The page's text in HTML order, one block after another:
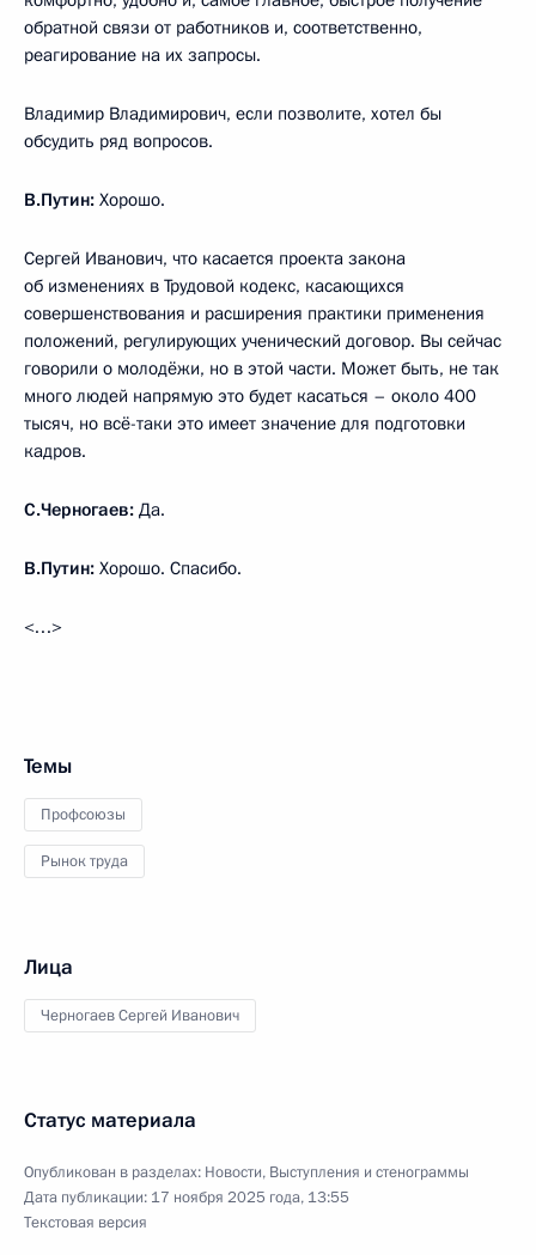
обратной связи от работников и, соответственно,
реагирование на их запросы.
Владимир Владимирович, если позволите, хотел бы
обсудить ряд вопросов.
В.Путин: Хорошо.
Сергей Иванович, что касается проекта закона
об изменениях в Трудовой кодекс, касающихся
совершенствования и расширения практики применения
положений, регулирующих ученический договор. Вы сейчас
говорили о молодёжи, но в этой части. Может быть, не так
много людей напрямую это будет касаться – около 400
тысяч, но всё-таки это имеет значение для подготовки
кадров.
С.Черногаев: Да.
В.Путин: Хорошо. Спасибо.
<…>
Темы
Профсоюзы
Рынок труда
Лица
Черногаев Сергей Иванович
Статус материала
Опубликован в разделах: Новости, Выступления и стенограммы
Дата публикации: 17 ноября 2025 года, 13:55
Текстовая версия